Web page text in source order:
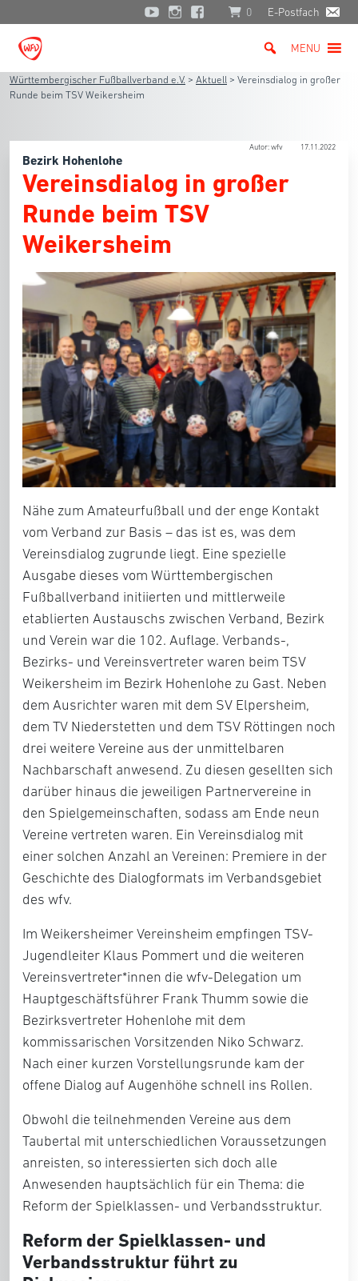
0 E-Postfach
MENU
Württembergischer Fußballverband e.V. > Aktuell > Vereinsdialog in großer
Runde beim TSV Weikersheim
Autor: wfv 17.11.2022
Bezirk Hohenlohe
Vereinsdialog in großer
Runde beim TSV
Weikersheim
Nähe zum Amateurfußball und der enge Kontakt
vom Verband zur Basis – das ist es, was dem
Vereinsdialog zugrunde liegt. Eine spezielle
Ausgabe dieses vom Württembergischen
Fußballverband initiierten und mittlerweile
etablierten Austauschs zwischen Verband, Bezirk
und Verein war die 102. Auflage. Verbands-,
Bezirks- und Vereinsvertreter waren beim TSV
Weikersheim im Bezirk Hohenlohe zu Gast. Neben
dem Ausrichter waren mit dem SV Elpersheim,
dem TV Niederstetten und dem TSV Röttingen noch
drei weitere Vereine aus der unmittelbaren
Nachbarschaft anwesend. Zu diesen gesellten sich
darüber hinaus die jeweiligen Partnervereine in
den Spielgemeinschaften, sodass am Ende neun
Vereine vertreten waren. Ein Vereinsdialog mit
einer solchen Anzahl an Vereinen: Premiere in der
Geschichte des Dialogformats im Verbandsgebiet
des wfv.
Im Weikersheimer Vereinsheim empfingen TSV-
Jugendleiter Klaus Pommert und die weiteren
Vereinsvertreter*innen die wfv-Delegation um
Hauptgeschäftsführer Frank Thumm sowie die
Bezirksvertreter Hohenlohe mit dem
kommissarischen Vorsitzenden Niko Schwarz.
Nach einer kurzen Vorstellungsrunde kam der
offene Dialog auf Augenhöhe schnell ins Rollen.
Obwohl die teilnehmenden Vereine aus dem
Taubertal mit unterschiedlichen Voraussetzungen
anreisten, so interessierten sich doch alle
Anwesenden hauptsächlich für ein Thema: die
Reform der Spielklassen- und Verbandsstruktur.
Reform der Spielklassen- und
Verbandsstruktur führt zu